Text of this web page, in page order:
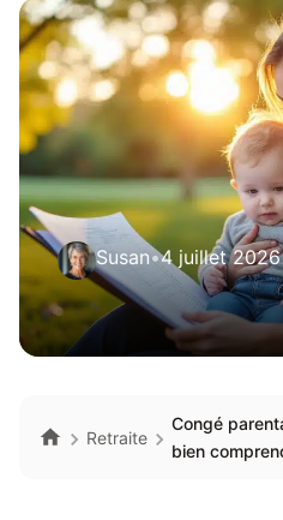
Susan•4 juillet 2026
Retraite
Congé
bien